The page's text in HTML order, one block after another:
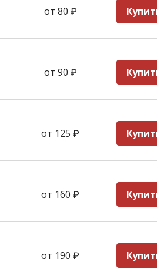
от 80 ₽
от 90 ₽
от 125 ₽
от 160₽
от 190 ₽